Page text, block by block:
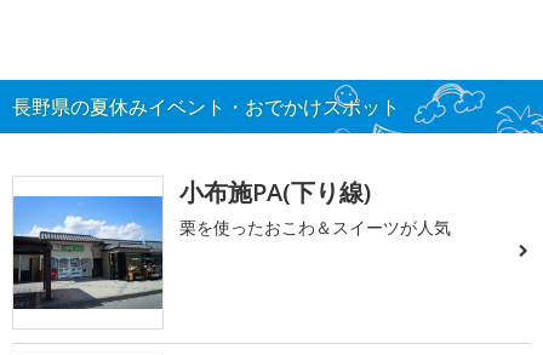
長野県の夏休みイベント・おでかけスポット
小布施PA(下り線)
栗を使ったおこわ＆スイーツが人気